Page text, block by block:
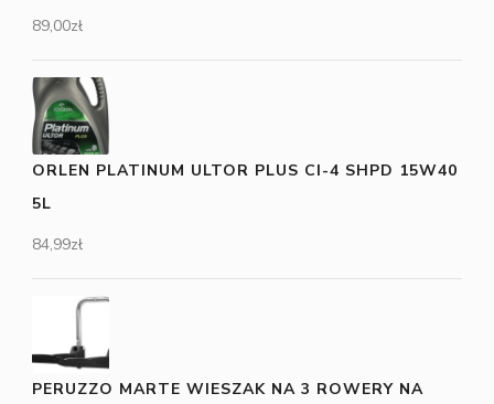
89,00zł
ORLEN PLATINUM ULTOR PLUS CI-4 SHPD 15W40
5L
84,99zł
PERUZZO MARTE WIESZAK NA 3 ROWERY NA